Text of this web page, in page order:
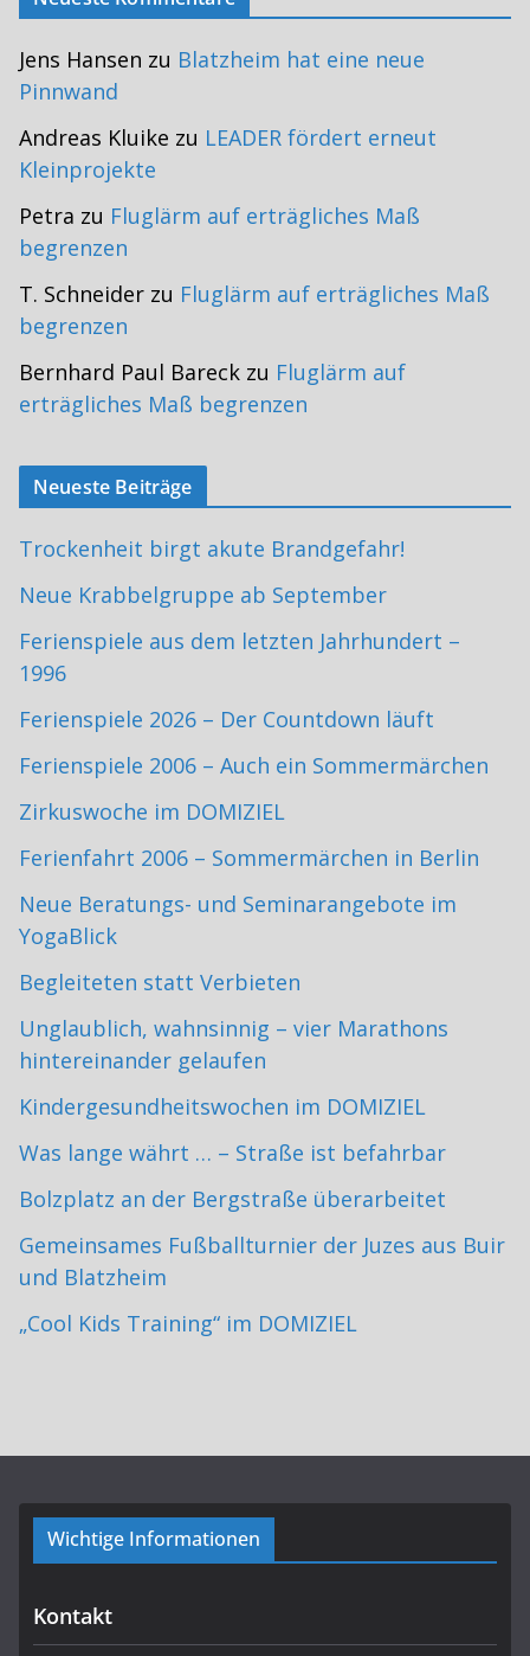
Jens Hansen zu Blatzheim hat eine neue
Pinnwand
Andreas Kluike zu LEADER fördert erneut
Kleinprojekte
Petra zu Fluglärm auf erträgliches Maß
begrenzen
T. Schneider zu Fluglärm auf erträgliches Maß
begrenzen
Bernhard Paul Bareck zu Fluglärm auf
erträgliches Maß begrenzen
Neueste Beiträge
Trockenheit birgt akute Brandgefahr!
Neue Krabbelgruppe ab September
Ferienspiele aus dem letzten Jahrhundert –
1996
Ferienspiele 2026 – Der Countdown läuft
Ferienspiele 2006 – Auch ein Sommermärchen
Zirkuswoche im DOMIZIEL
Ferienfahrt 2006 – Sommermärchen in Berlin
Neue Beratungs- und Seminarangebote im
YogaBlick
Begleiteten statt Verbieten
Unglaublich, wahnsinnig – vier Marathons
hintereinander gelaufen
Kindergesundheitswochen im DOMIZIEL
Was lange währt … – Straße ist befahrbar
Bolzplatz an der Bergstraße überarbeitet
Gemeinsames Fußballturnier der Juzes aus Buir
und Blatzheim
„Cool Kids Training“ im DOMIZIEL
Wichtige Informationen
Kontakt